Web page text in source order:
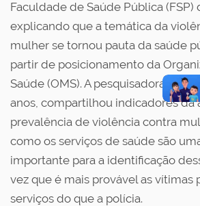
Faculdade de Saúde Pública (FSP)
explicando que a temática da
mulher se tornou pauta da saúde
partir de posicionamento da
Saúde (OMS). A pesquisadora,
anos, compartilhou indicadores da
prevalência de violência contra
como os serviços de saúde são
importante para a identificação
vez que é mais provável as vítimas
serviços do que a polícia.